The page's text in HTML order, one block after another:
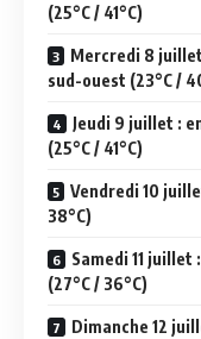
(25°C / 41°C)
Mercredi 8
sud-ouest (23°C /
Jeudi 9 juillet :
(25°C / 41°C)
Vendredi 10
38°C)
Samedi 11
(27°C / 36°C)
Dimanche 12